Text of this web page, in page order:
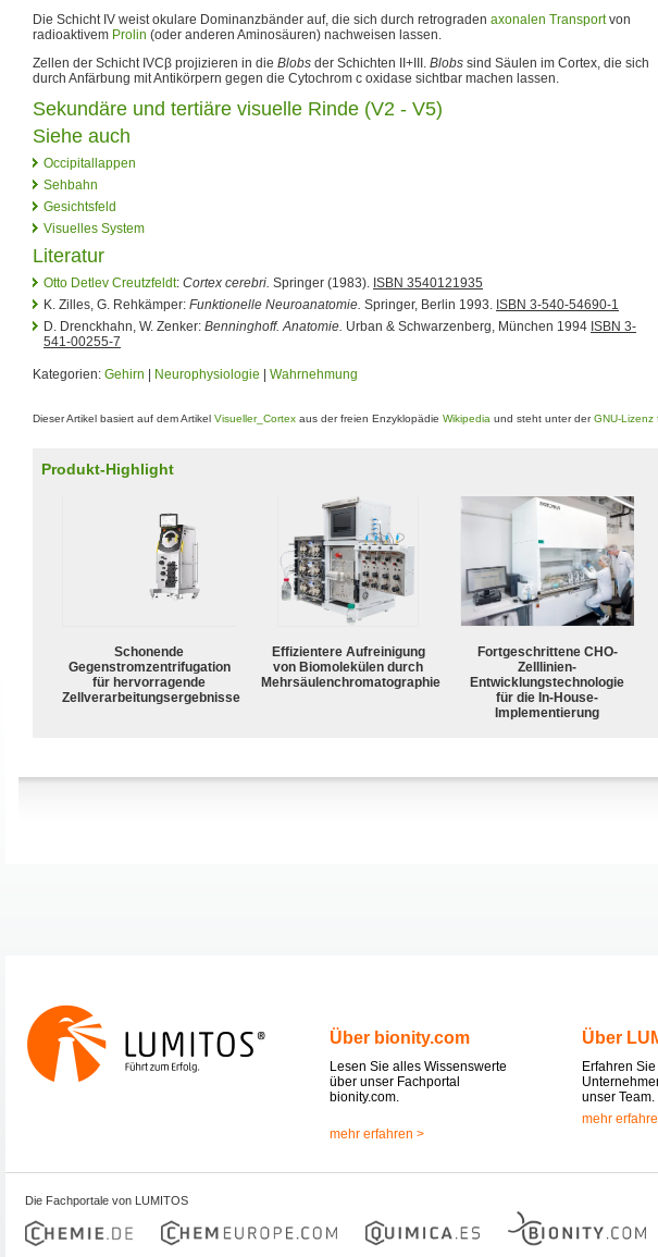
Die Schicht IV weist okulare Dominanzbänder auf, die sich durch retrograden axonalen Transportvon
radioaktivem Prolin (oder anderen Aminosäuren) nachweisen lassen.
Zellen der Schicht IVCβ projizieren in die Blobs der Schichten II+III. Blobs sind Säulen im Cortex, die sich
durch Anfärbung mit Antikörpern gegen die Cytochrom c oxidase sichtbar machen lassen.
Sekundäre und tertiäre visuelle Rinde (V2 - V5)
Siehe auch
Occipitallappen
Sehbahn
Gesichtsfeld
Visuelles System
Literatur
Otto Detlev Creutzfeldt: Cortex cerebri. Springer (1983). ISBN 3540121935
K. Zilles, G. Rehkämper: Funktionelle Neuroanatomie. Springer, Berlin 1993. ISBN 3-540-54690-1
D. Drenckhahn, W. Zenker: Benninghoff. Anatomie. Urban & Schwarzenberg, München 1994 ISBN 3-
541-00255-7
Kategorien: Gehirn Neurophysiologie Wahrnehmung
Dieser Artikel basiert auf dem Artikel Visueller_Cortex aus der freien Enzyklopädie Wikipedia und steht unter derGNU-Lizenz
Produkt-Highlight
Schonende
Gegenstromzentrifugation
für hervorragende
Zellverarbeitungsergebnisse
Effizientere Aufreinigung
von Biomolekülen durch
Mehrsäulenchromatographie
Fortgeschrittene CHO-
Zelllinien-
Entwicklungstechnologie
für die In-House-
Implementierung
Über bionity.com
Lesen Sie alles Wissenswerte
über unser Fachportal
bionity.com.
mehr erfahren >
Über
Erfahren
unser Team.
mehr
Die Fachportale von LUMITOS